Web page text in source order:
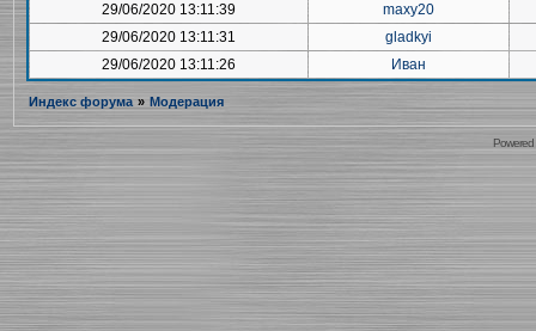
29/06/2020 13:11:39
maxy20
29/06/2020 13:11:31
gladkyi
29/06/2020 13:11:26
Иван
Индекс форума » Модерация